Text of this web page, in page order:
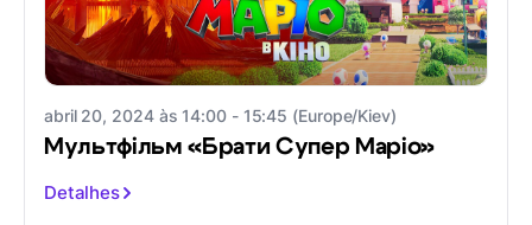
abril 20, 2024 às 14:00 - 15:45 (Europe/Kiev)
Мультфільм «Брати Супер Маріо»
Detalhes